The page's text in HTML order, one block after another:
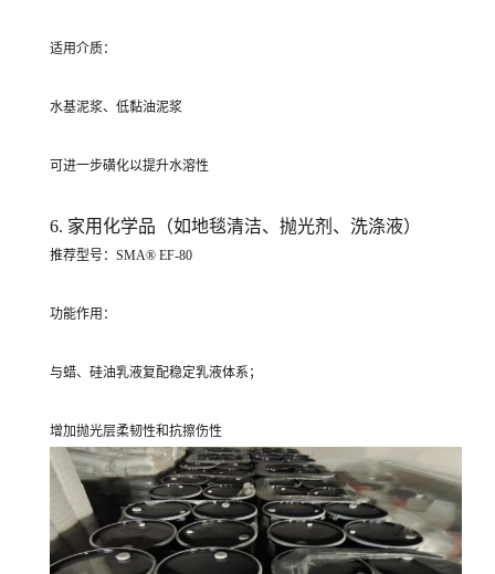
适用介质：
水基泥浆、低黏油泥浆
可进一步磺化以提升水溶性
6. 家用化学品（如地毯清洁、抛光剂、洗涤液）
推荐型号：SMA® EF-80
功能作用：
与蜡、硅油乳液复配稳定乳液体系；
增加抛光层柔韧性和抗擦伤性